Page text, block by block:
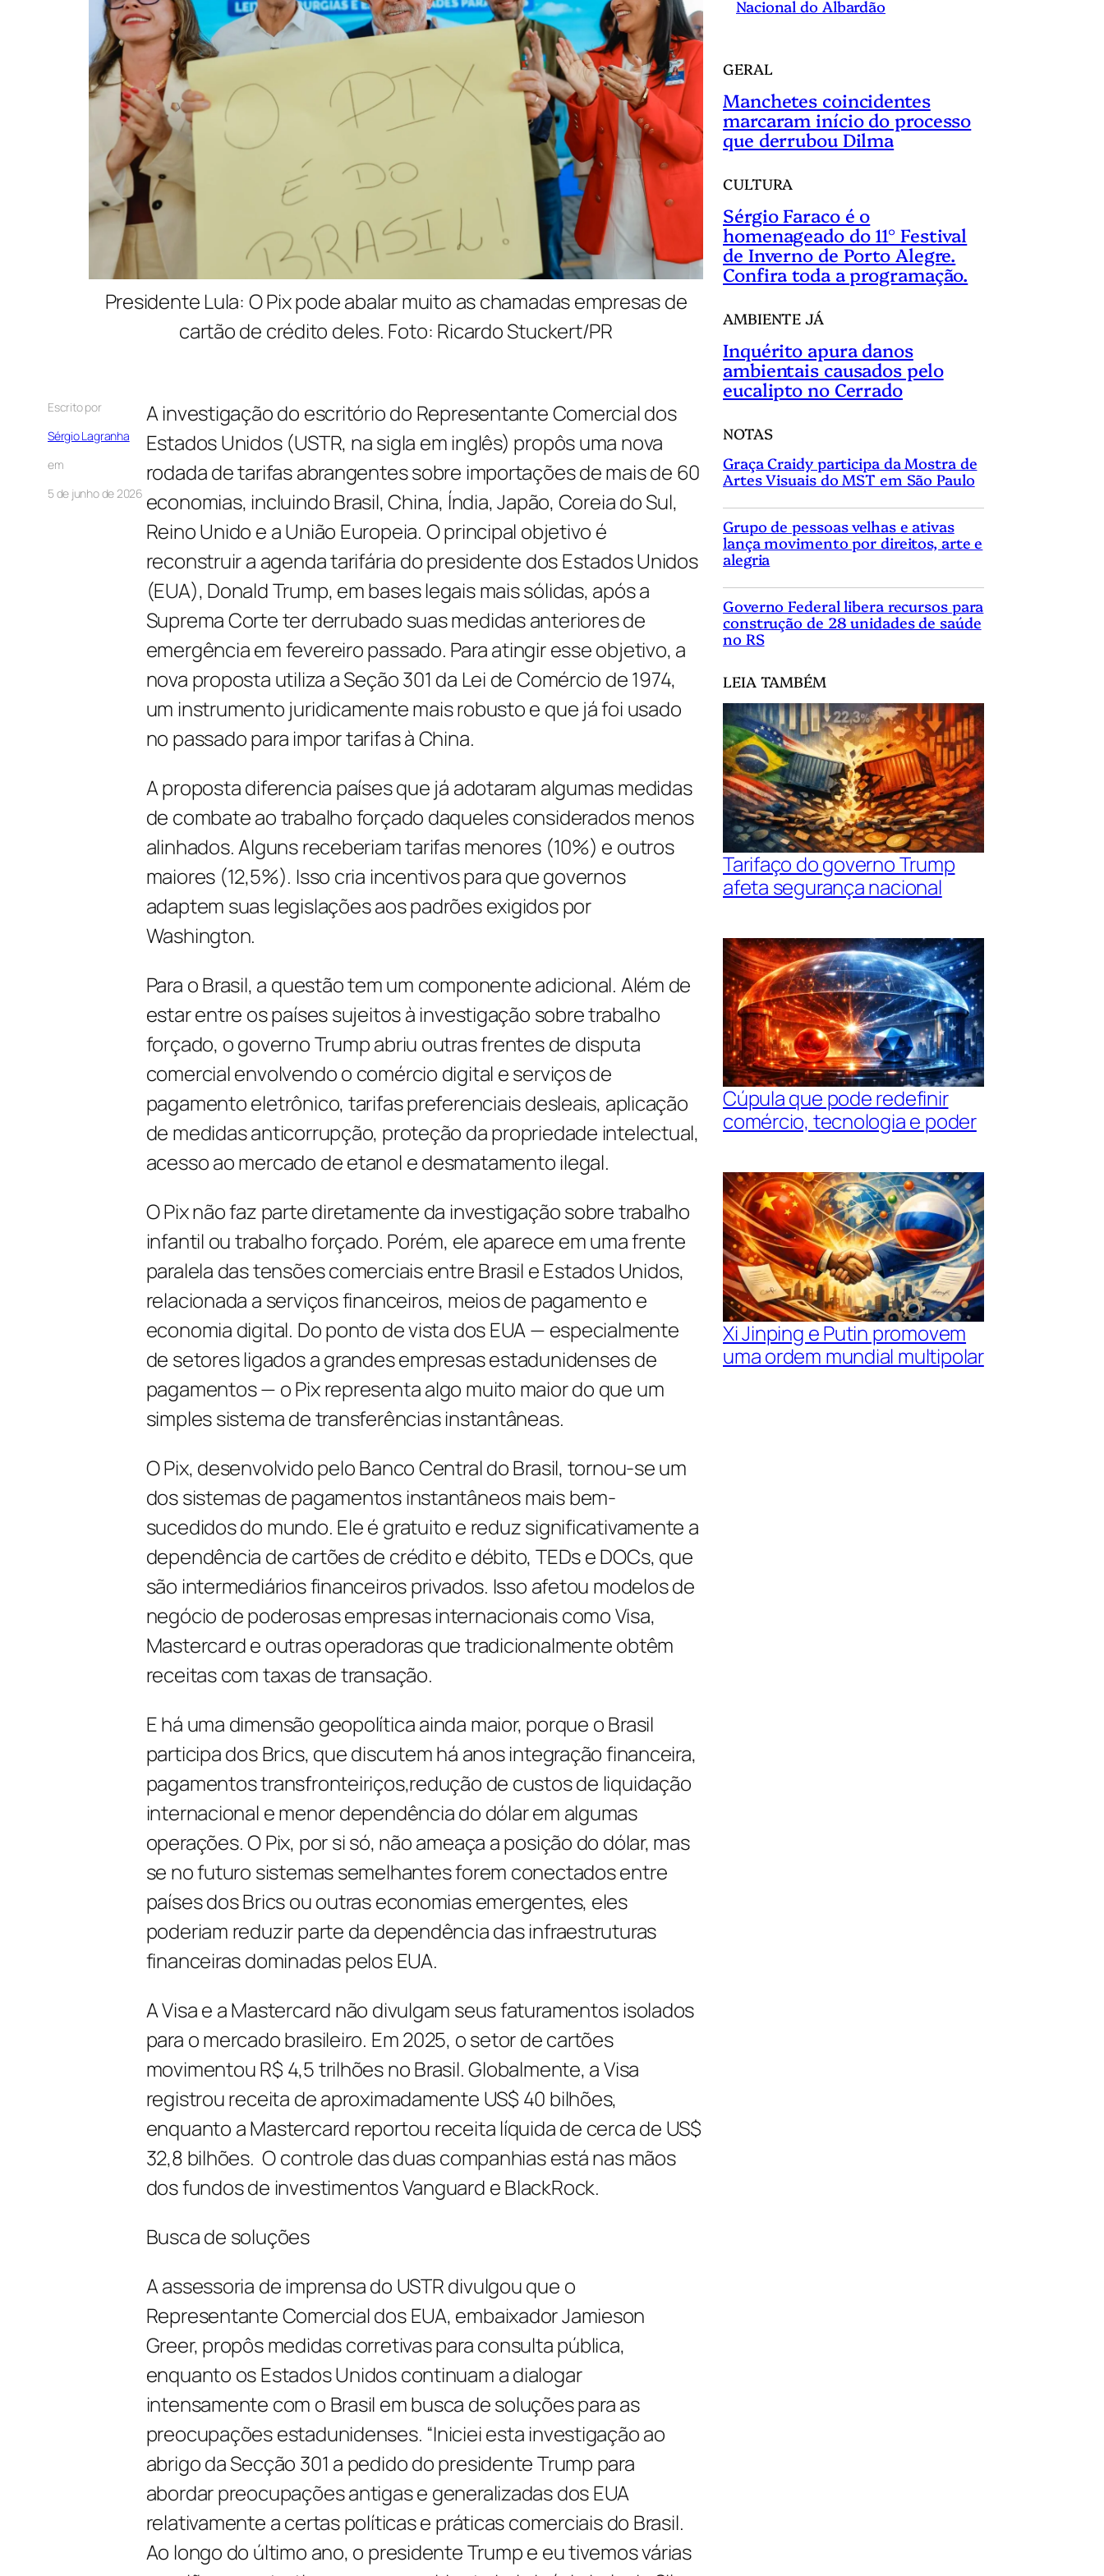
Presidente Lula: O Pix pode abalar muito as chamadas empresas de
cartão de crédito deles. Foto: Ricardo Stuckert/PR
Escrito por
Sérgio Lagranha
em
5 de junho de 2026
A investigação do escritório do Representante Comercial dos
Estados Unidos (USTR, na sigla em inglês) propôs uma nova
rodada de tarifas abrangentes sobre importações de mais de 60
economias, incluindo Brasil, China, Índia, Japão, Coreia do Sul,
Reino Unido e a União Europeia. O principal objetivo é
reconstruir a agenda tarifária do presidente dos Estados Unidos
(EUA), Donald Trump, em bases legais mais sólidas, após a
Suprema Corte ter derrubado suas medidas anteriores de
emergência em fevereiro passado. Para atingir esse objetivo, a
nova proposta utiliza a Seção 301 da Lei de Comércio de 1974,
um instrumento juridicamente mais robusto e que já foi usado
no passado para impor tarifas à China.
A proposta diferencia países que já adotaram algumas medidas
de combate ao trabalho forçado daqueles considerados menos
alinhados. Alguns receberiam tarifas menores (10%) e outros
maiores (12,5%). Isso cria incentivos para que governos
adaptem suas legislações aos padrões exigidos por
Washington.
Para o Brasil, a questão tem um componente adicional. Além de
estar entre os países sujeitos à investigação sobre trabalho
forçado, o governo Trump abriu outras frentes de disputa
comercial envolvendo o comércio digital e serviços de
pagamento eletrônico, tarifas preferenciais desleais, aplicação
de medidas anticorrupção, proteção da propriedade intelectual,
acesso ao mercado de etanol e desmatamento ilegal.
O Pix não faz parte diretamente da investigação sobre trabalho
infantil ou trabalho forçado. Porém, ele aparece em uma frente
paralela das tensões comerciais entre Brasil e Estados Unidos,
relacionada a serviços financeiros, meios de pagamento e
economia digital. Do ponto de vista dos EUA — especialmente
de setores ligados a grandes empresas estadunidenses de
pagamentos — o Pix representa algo muito maior do que um
simples sistema de transferências instantâneas.
O Pix, desenvolvido pelo Banco Central do Brasil, tornou-se um
dos sistemas de pagamentos instantâneos mais bem-
sucedidos do mundo. Ele é gratuito e reduz significativamente a
dependência de cartões de crédito e débito, TEDs e DOCs, que
são intermediários financeiros privados. Isso afetou modelos de
negócio de poderosas empresas internacionais como Visa,
Mastercard e outras operadoras que tradicionalmente obtêm
receitas com taxas de transação.
E há uma dimensão geopolítica ainda maior, porque o Brasil
participa dos Brics, que discutem há anos integração financeira,
pagamentos transfronteiriços,redução de custos de liquidação
internacional e menor dependência do dólar em algumas
operações. O Pix, por si só, não ameaça a posição do dólar, mas
se no futuro sistemas semelhantes forem conectados entre
países dos Brics ou outras economias emergentes, eles
poderiam reduzir parte da dependência das infraestruturas
financeiras dominadas pelos EUA.
A Visa e a Mastercard não divulgam seus faturamentos isolados
para o mercado brasileiro. Em 2025, o setor de cartões
movimentou R$ 4,5 trilhões no Brasil. Globalmente, a Visa
registrou receita de aproximadamente US$ 40 bilhões,
enquanto a Mastercard reportou receita líquida de cerca de US$
32,8 bilhões. O controle das duas companhias está nas mãos
dos fundos de investimentos Vanguard e BlackRock.
Busca de soluções
A assessoria de imprensa do USTR divulgou que o
Representante Comercial dos EUA, embaixador Jamieson
Greer, propôs medidas corretivas para consulta pública,
enquanto os Estados Unidos continuam a dialogar
intensamente com o Brasil em busca de soluções para as
preocupações estadunidenses. “Iniciei esta investigação ao
abrigo da Secção 301 a pedido do presidente Trump para
abordar preocupações antigas e generalizadas dos EUA
relativamente a certas políticas e práticas comerciais do Brasil.
Ao longo do último ano, o presidente Trump e eu tivemos várias
Nacional do Albardão
GERAL
Manchetes coincidentes
marcaram início do processo
que derrubou Dilma
CULTURA
Sérgio Faraco é o
homenageado do 11° Festival
de Inverno de Porto Alegre.
Confira toda a programação.
AMBIENTE JÁ
Inquérito apura danos
ambientais causados pelo
eucalipto no Cerrado
NOTAS
Graça Craidy participa da Mostra de
Artes Visuais do MST em São Paulo
Grupo de pessoas velhas e ativas
lança movimento por direitos, arte e
alegria
Governo Federal libera recursos para
construção de 28 unidades de saúde
no RS
LEIA TAMBÉM
Tarifaço do governo Trump
afeta segurança nacional
Cúpula que pode redefinir
comércio, tecnologia e poder
Xi Jinping e Putin promovem
uma ordem mundial multipolar